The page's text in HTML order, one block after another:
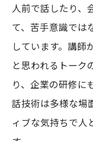
人前で話したり、
て、苦手意識では
しています。講師
と思われるトーク
り、企業の研修に
話技術は多様な場
ィブな気持ちで人